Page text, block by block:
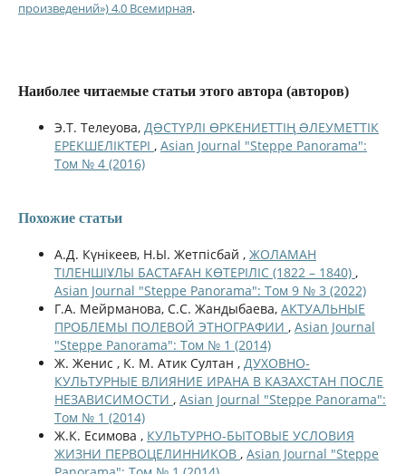
произведений») 4.0 Всемирная.
Наиболее читаемые статьи этого автора (авторов)
Э.Т. Телеуова, ДƏСТҮРЛІ ӨРКЕНИЕТТІҢ ƏЛЕУМЕТТІК
ЕРЕКШЕЛІКТЕРІ , Asian Journal "Steppe Panorama":
Том № 4 (2016)
Похожие статьи
A.Д. Күнiкeeв, Н.Ы. Жeтпiсбaй , ЖOЛAМAН
ТIЛEНШIҰЛЫ БAСТAҒAН КӨТEРIЛIС (1822 – 1840) ,
Asian Journal "Steppe Panorama": Том 9 № 3 (2022)
Г.А. Мейрманова, С.С. Жандыбаева, АКТУАЛЬНЫЕ
ПРОБЛЕМЫ ПОЛЕВОЙ ЭТНОГРАФИИ , Asian Journal
"Steppe Panorama": Том № 1 (2014)
Ж. Женис , К. М. Атик Султан , ДУХОВНО-
КУЛЬТУРНЫЕ ВЛИЯНИЕ ИРАНА В КАЗАХСТАН ПОСЛЕ
НЕЗАВИСИМОСТИ , Asian Journal "Steppe Panorama":
Том № 1 (2014)
Ж.К. Есимова , КУЛЬТУРНО-БЫТОВЫЕ УСЛОВИЯ
ЖИЗНИ ПЕРВОЦЕЛИННИКОВ , Asian Journal "Steppe